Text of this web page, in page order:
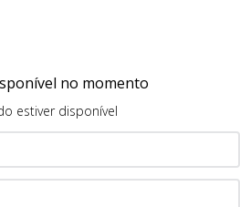
no momento
estiver disponível